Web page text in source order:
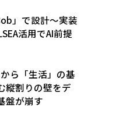
」で設計〜実装
活用でAI前提
ら「生活」の基
割りの壁をデ
盤が崩す